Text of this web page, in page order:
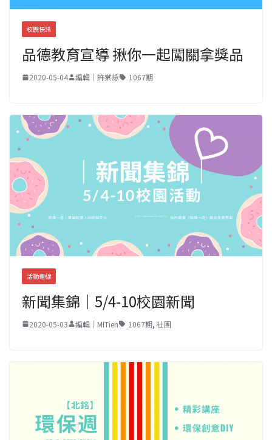
校園快訊
品德教育宣導 揪你一起闖關拿獎品
2020-05-04 編輯｜許棠詠 1067期
活動連線
新聞集錦｜5/4-10校園新聞
2020-05-03 編輯｜MITien 1067期, 社團